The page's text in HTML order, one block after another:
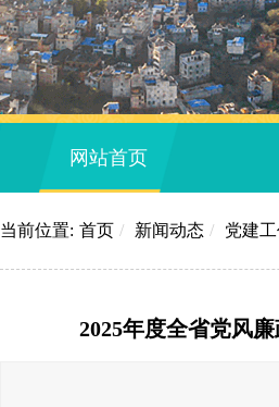
网站首页
当前位置: 首页 / 新闻动态 / 党建
2025年度全省党风